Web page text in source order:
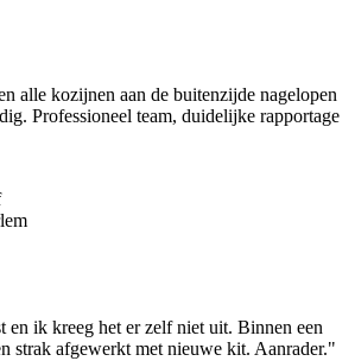
alle kozijnen aan de buitenzijde nagelopen
Professioneel team, duidelijke rapportage
en ik kreeg het er zelf niet uit. Binnen een
strak afgewerkt met nieuwe kit. Aanrader."